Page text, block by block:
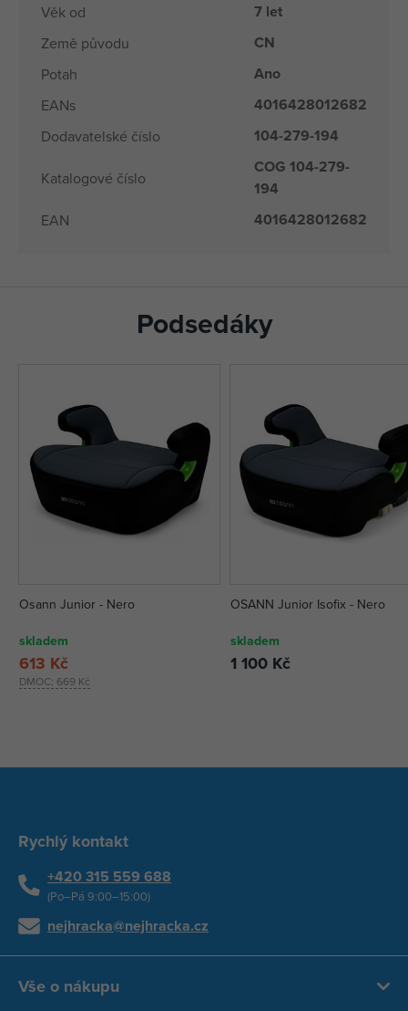
Věk od 7 let
Země původu CN
Potah Ano
EANs 4016428012682
Dodavatelské číslo 104-279-194
Katalogové číslo
COG 104-279-
194
EAN 4016428012682
Podsedáky
Osann Junior - Nero
skladem
DMOC: 669 Kč
613 Kč
OSANN Junior Isofix - Nero
skladem
1 100 Kč
Rychlý kontakt
+420 315 559 688
(Po–Pá 9:00–15:00)
nejhracka@nejhracka.cz
Vše o nákupu